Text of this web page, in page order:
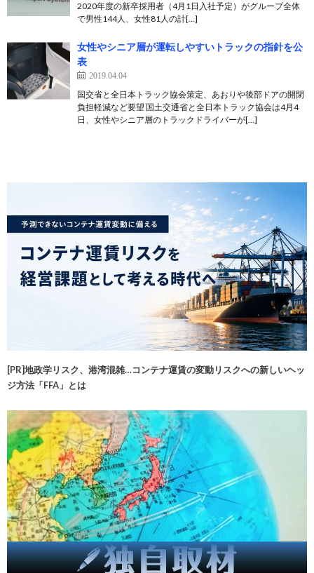
2020年度の新卒採用者（4月1日入社予定）がグループ全体
で男性144人、女性81人の計[…]
女性やシニア層が運転しやすいトラックの指針を公
表
2019.04.04
国交省と全日本トラック協会策定、あおりや後部ドアの開閉
負担軽減など要望 国土交通省と全日本トラック協会は4月4
日、女性やシニア層のトラックドライバーが[…]
[PR]地政学リスク、港湾混雑…コンテナ運賃の変動リスクへの新しいヘッ
ジ方法「FFA」とは